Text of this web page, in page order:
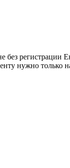
регистрации
нужно только